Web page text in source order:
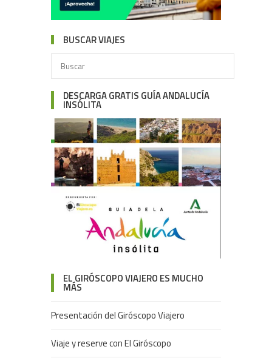
BUSCAR VIAJES
DESCARGA GRATIS GUÍA ANDALUCÍA
INSÓLITA
EL GIRÓSCOPO VIAJERO ES MUCHO
MÁS
Presentación del Giróscopo Viajero
Viaje y reserve con El Giróscopo